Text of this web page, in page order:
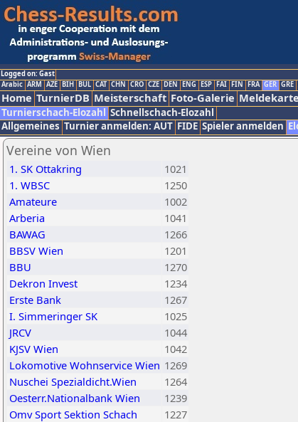
Logged on: Gast
Arabic ARM AZE BIH BUL CAT CHN CRO CZE DEN ENG ESP FAI FIN FRA GER GRE
Home TurnierDB Meisterschaft Foto-Galerie
Turnierschach-Elozahl Schnellschach-Elozahl
Allgemeines Turnier anmelden: AUT FIDE Spieler anmelden
Vereine von Wien
1. SK Ottakring
1021
1. WBSC
1250
Amateure
1002
Arberia
1041
BAWAG
1266
BBSV Wien
1201
BBU
1270
Dekron Invest
1234
Erste Bank
1267
I. Simmeringer SK
1025
JRCV
1044
KJSV Wien
1042
Lokomotive Wohnservice Wien 1269
Nuschei Spezialdicht.Wien
1264
Oesterr.Nationalbank Wien
1239
Omv Sport Sektion Schach
1227